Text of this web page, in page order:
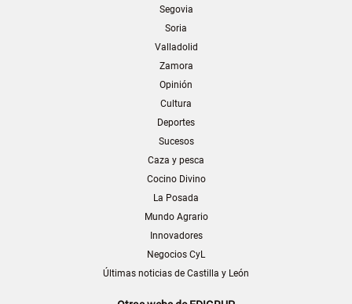
Segovia
Soria
Valladolid
Zamora
Opinión
Cultura
Deportes
Sucesos
Caza y pesca
Cocino Divino
La Posada
Mundo Agrario
Innovadores
Negocios CyL
Últimas noticias de Castilla y León